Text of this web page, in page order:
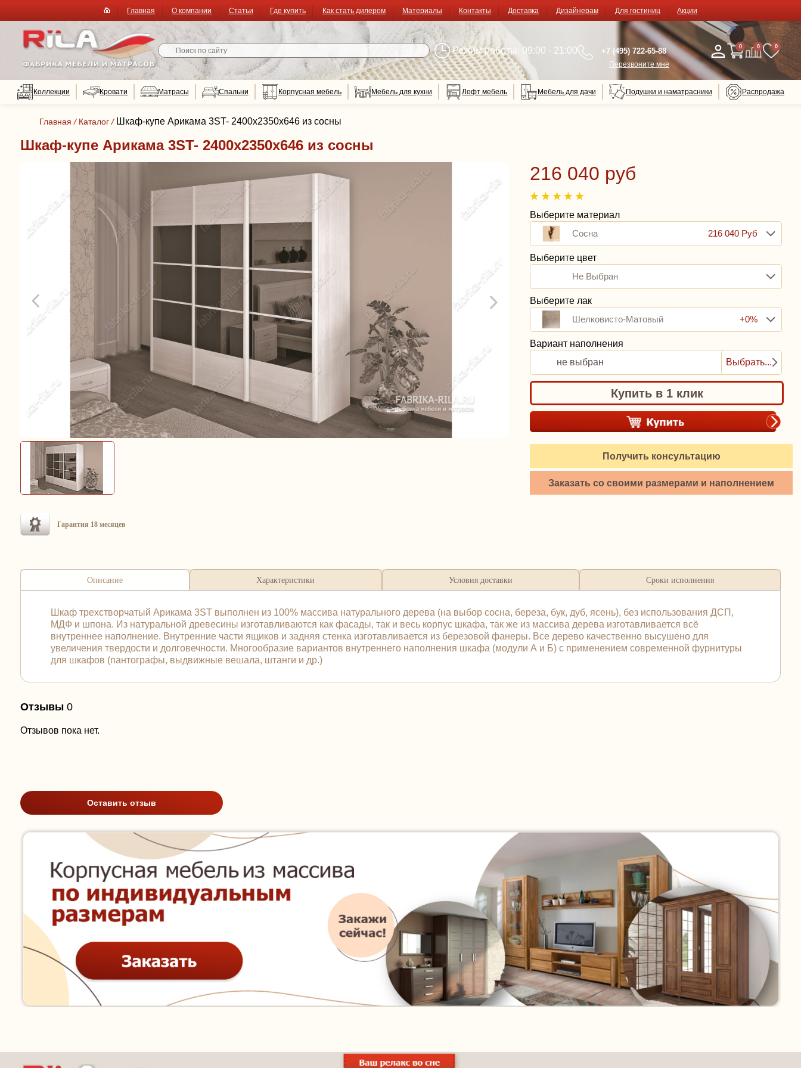
Главная О компании Статьи Где купить Как стать дилером Материалы Контакты Доставка Дизайнерам Для гостиниц Акции
Режим работы: 09:00 - 21:00 +7 (495) 722-65-88
Перезвоните мне
0 0 0
Коллекции Кровати Матрасы Спальни Корпусная мебель Мебель для кухни Лофт мебель Мебель для дачи Подушки и наматрасники Распродажа
Главная / Каталог / Шкаф-купе Арикама 3ST- 2400х2350х646 из сосны
Шкаф-купе Арикама 3ST- 2400х2350х646 из сосны
Гарантия 18 месяцев
216 040 руб
Выберите материал
Сосна
216 040 Руб
Выберите цвет
Не Выбран
Выберите лак
Шелковисто-Матовый
+0%
Вариант наполнения
не выбран
Выбрать...
Купить в 1 клик
Получить консультацию
Заказать со своими размерами и наполнением
Описание Характеристики Условия доставки Сроки исполнения
Шкаф трехстворчатый Арикама 3ST выполнен из 100% массива натурального дерева (на выбор сосна, береза, бук, дуб, ясень), без использования ДСП,
МДФ и шпона. Из натуральной древесины изготавливаются как фасады, так и весь корпус шкафа, так же из массива дерева изготавливается всё
внутреннее наполнение. Внутренние части ящиков и задняя стенка изготавливается из березовой фанеры. Все дерево качественно высушено для
увеличения твердости и долговечности. Многообразие вариантов внутреннего наполнения шкафа (модули А и Б) с применением современной фурнитуры
для шкафов (пантографы, выдвижные вешала, штанги и др.)
Отзывы 0
Отзывов пока нет.
Оставить отзыв